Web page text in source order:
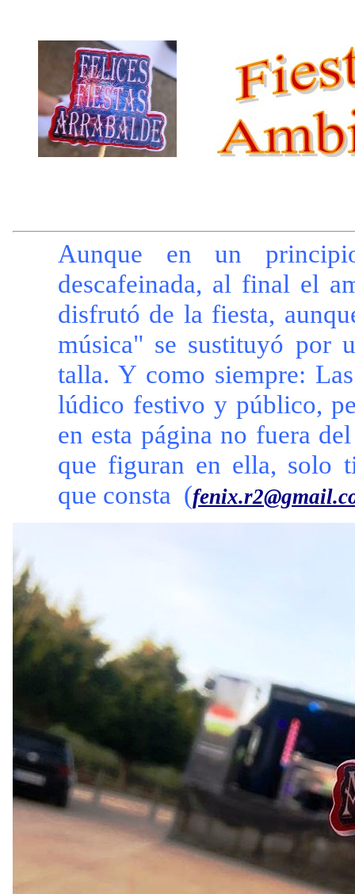
Aunque en un
descafeinada, al final el
disfrutó de la fiesta,
música" se sustituyó por
talla. Y como siempre:
lúdico festivo y público,
en esta página no fuera
que figuran en ella, solo
que consta (